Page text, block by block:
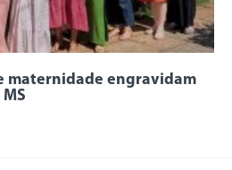
maternidade engravidam